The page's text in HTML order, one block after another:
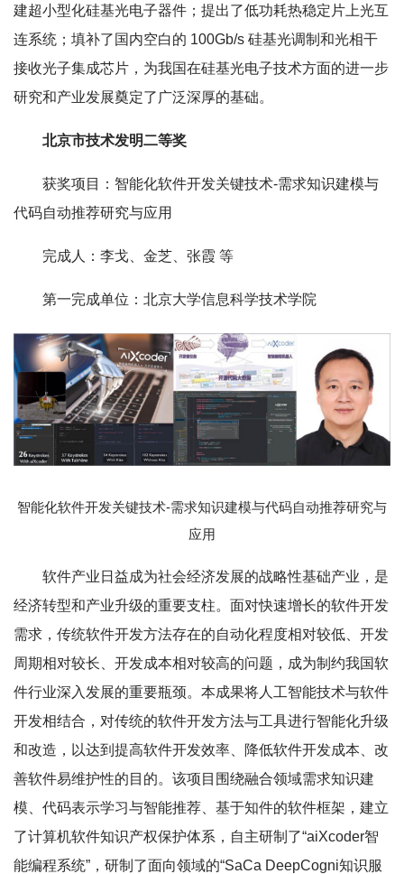
建超小型化硅基光电子器件；提出了低功耗热稳定片上光互
连系统；填补了国内空白的 100Gb/s 硅基光调制和光相干
接收光子集成芯片，为我国在硅基光电子技术方面的进一步
研究和产业发展奠定了广泛深厚的基础。
北京市技术发明二等奖
获奖项目：智能化软件开发关键技术-需求知识建模与
代码自动推荐研究与应用
完成人：李戈、金芝、张霞 等
第一完成单位：北京大学信息科学技术学院
智能化软件开发关键技术-需求知识建模与代码自动推荐研究与
应用
软件产业日益成为社会经济发展的战略性基础产业，是
经济转型和产业升级的重要支柱。面对快速增长的软件开发
需求，传统软件开发方法存在的自动化程度相对较低、开发
周期相对较长、开发成本相对较高的问题，成为制约我国软
件行业深入发展的重要瓶颈。本成果将人工智能技术与软件
开发相结合，对传统的软件开发方法与工具进行智能化升级
和改造，以达到提高软件开发效率、降低软件开发成本、改
善软件易维护性的目的。该项目围绕融合领域需求知识建
模、代码表示学习与智能推荐、基于知件的软件框架，建立
了计算机软件知识产权保护体系，自主研制了“aiXcoder智
能编程系统”，研制了面向领域的“SaCa DeepCogni知识服